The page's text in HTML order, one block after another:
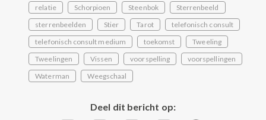
relatie Schorpioen Steenbok
Sterrenbeeld
sterrenbeelden
Stier Tarot
telefonisch consult
telefonisch consult medium
toekomst
Tweeling
Tweelingen
Vissen voorspelling
voorspellingen
Waterman
Weegschaal
Deel dit bericht op: